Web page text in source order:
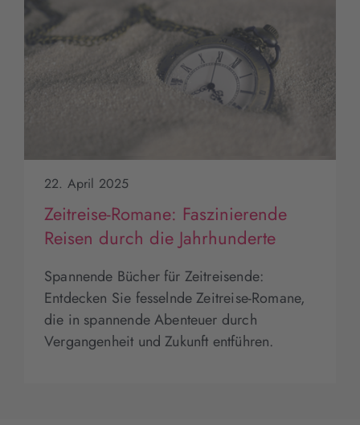
22. April 2025
Zeitreise-Romane: Faszinierende
Reisen durch die Jahrhunderte
Spannende Bücher für Zeitreisende:
Entdecken Sie fesselnde Zeitreise-Romane,
die in spannende Abenteuer durch
Vergangenheit und Zukunft entführen.